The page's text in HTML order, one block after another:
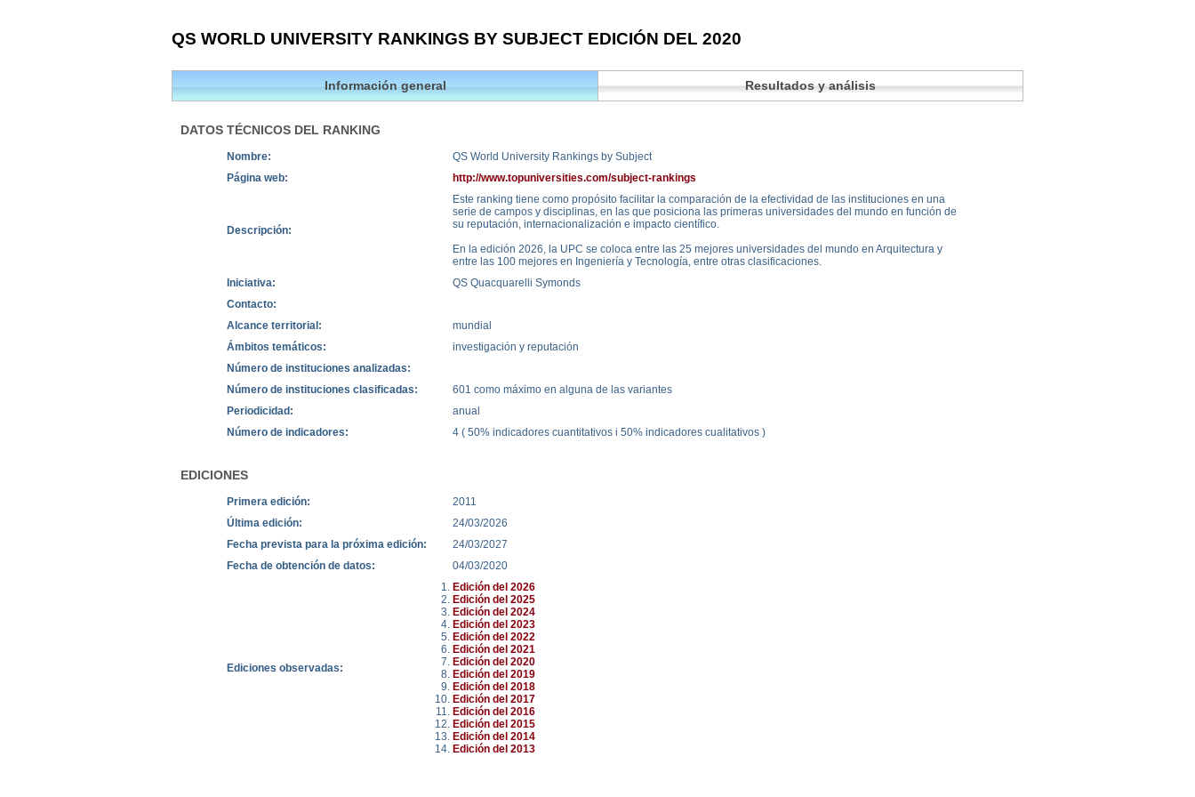
QS WORLD UNIVERSITY RANKINGS BY SUBJECT EDICIÓN DEL 2020
Información general Resultados y análisis
DATOS TÉCNICOS DEL RANKING
Nombre:
QS World University Rankings by Subject
Página web:
http://www.topuniversities.com/subject-rankings
Descripción:
Este ranking tiene como propósito facilitar la comparación de la efectividad de las instituciones en una
serie de campos y disciplinas, en las que posiciona las primeras universidades del mundo en función de
su reputación, internacionalización e impacto científico.
En la edición 2026, la UPC se coloca entre las 25 mejores universidades del mundo en Arquitectura y
entre las 100 mejores en Ingeniería y Tecnología, entre otras clasificaciones.
Iniciativa:
QS Quacquarelli Symonds
Contacto:
Alcance territorial:
mundial
Ámbitos temáticos:
investigación y reputación
Número de instituciones analizadas:
Número de instituciones clasificadas:
601 como máximo en alguna de las variantes
Periodicidad:
anual
Número de indicadores:
4 ( 50% indicadores cuantitativos i 50% indicadores cualitativos )
EDICIONES
Primera edición:
2011
Última edición:
24/03/2026
Fecha prevista para la próxima edición:
24/03/2027
Fecha de obtención de datos:
04/03/2020
Ediciones observadas:
Edición del 2026
Edición del 2025
Edición del 2024
Edición del 2023
Edición del 2022
Edición del 2021
Edición del 2020
Edición del 2019
Edición del 2018
Edición del 2017
Edición del 2016
Edición del 2015
Edición del 2014
Edición del 2013